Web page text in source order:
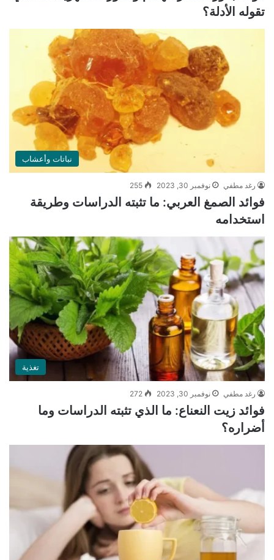
تقوله الأدلة؟
نباتات وأعشاب
رغد مطفي نوفمبر 30, 2023 255
فوائد الصمغ العربي: ما تثبته الدراسات وطريقة
استخدامه
تغذية
رغد مطفي نوفمبر 30, 2023 272
فوائد زيت النعناع: ما الذي تثبته الدراسات وما
أضراره؟